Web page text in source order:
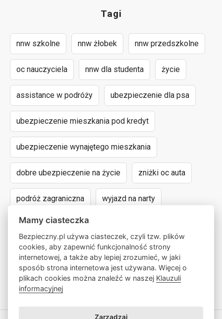
Tagi
nnw szkolne nnw żłobek nnw przedszkolne
oc nauczyciela nnw dla studenta życie
assistance w podróży ubezpieczenie dla psa
ubezpieczenie mieszkania pod kredyt
ubezpieczenie wynajętego mieszkania
dobre ubezpieczenie na życie zniżki oc auta
podróż zagraniczna wyjazd na narty
assistance dla aut powyżej 15 lat
następstwa nieszczęśliwych wypadków
wyczynowe uprawianie sportów lokalny pośrednik
Mamy ciasteczka
Bezpieczny.pl używa ciasteczek, czyli tzw. plików
cookies, aby zapewnić funkcjonalność strony
internetowej, a także aby lepiej zrozumieć, w jaki
sposób strona internetowa jest używana. Więcej o
plikach cookies można znaleźć w naszej Klauzuli
informacyjnej
Zarządzaj